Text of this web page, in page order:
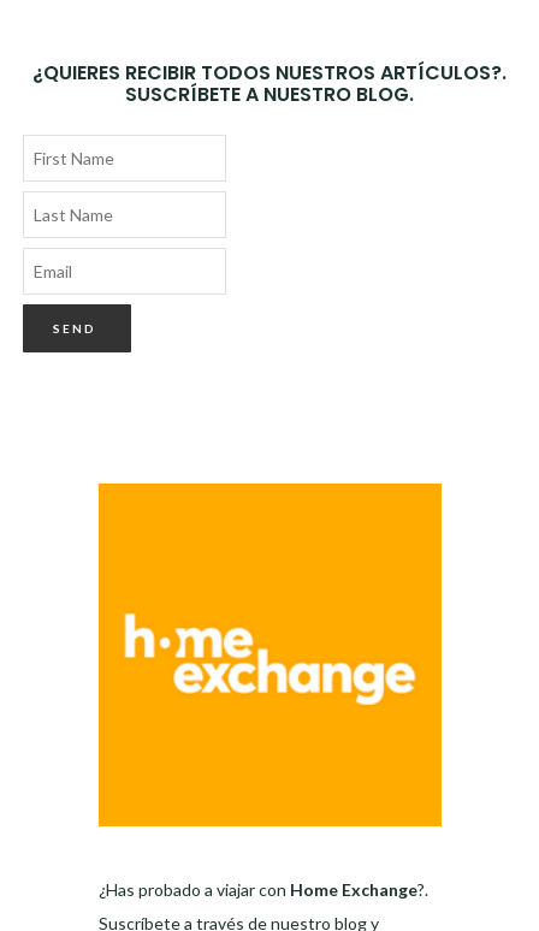
¿QUIERES RECIBIR TODOS NUESTROS ARTÍCULOS?.
SUSCRÍBETE A NUESTRO BLOG.
¿Has probado a viajar con Home Exchange?.
Suscríbete a través de nuestro blog y